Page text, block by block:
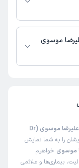
می‌شود.
موسوی
این صفحه مثل سایت نوبت‌دهی اینترنتی دکتر سید علیرضا موسوی (Dr
را به شما نمایش
موسوی خواهیم
بیماری‌ها و علائمی